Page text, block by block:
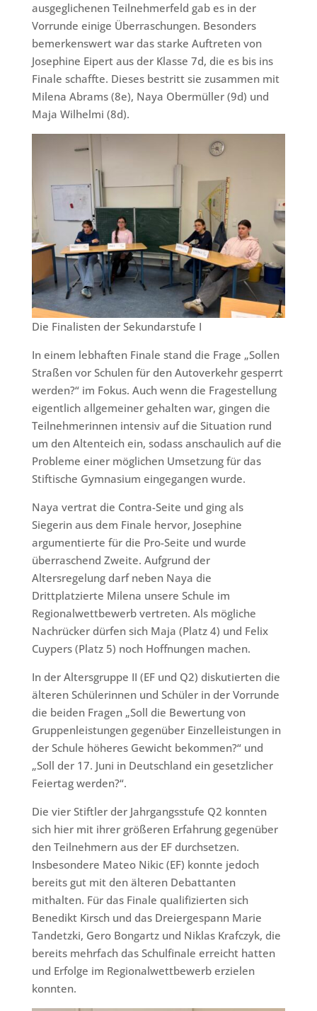
ausgeglichenen Teilnehmerfeld gab es in der
Vorrunde einige Überraschungen. Besonders
bemerkenswert war das starke Auftreten von
Josephine Eipert aus der Klasse 7d, die es bis ins
Finale schaffte. Dieses bestritt sie zusammen mit
Milena Abrams (8e), Naya Obermüller (9d) und
Maja Wilhelmi (8d).
Die Finalisten der Sekundarstufe I
In einem lebhaften Finale stand die Frage „Sollen
Straßen vor Schulen für den Autoverkehr gesperrt
werden?“ im Fokus. Auch wenn die Fragestellung
eigentlich allgemeiner gehalten war, gingen die
Teilnehmerinnen intensiv auf die Situation rund
um den Altenteich ein, sodass anschaulich auf die
Probleme einer möglichen Umsetzung für das
Stiftische Gymnasium eingegangen wurde.
Naya vertrat die Contra-Seite und ging als
Siegerin aus dem Finale hervor, Josephine
argumentierte für die Pro-Seite und wurde
überraschend Zweite. Aufgrund der
Altersregelung darf neben Naya die
Drittplatzierte Milena unsere Schule im
Regionalwettbewerb vertreten. Als mögliche
Nachrücker dürfen sich Maja (Platz 4) und Felix
Cuypers (Platz 5) noch Hoffnungen machen.
In der Altersgruppe II (EF und Q2) diskutierten die
älteren Schülerinnen und Schüler in der Vorrunde
die beiden Fragen „Soll die Bewertung von
Gruppenleistungen gegenüber Einzelleistungen in
der Schule höheres Gewicht bekommen?“ und
„Soll der 17. Juni in Deutschland ein gesetzlicher
Feiertag werden?“.
Die vier Stiftler der Jahrgangsstufe Q2 konnten
sich hier mit ihrer größeren Erfahrung gegenüber
den Teilnehmern aus der EF durchsetzen.
Insbesondere Mateo Nikic (EF) konnte jedoch
bereits gut mit den älteren Debattanten
mithalten. Für das Finale qualifizierten sich
Benedikt Kirsch und das Dreiergespann Marie
Tandetzki, Gero Bongartz und Niklas Krafczyk, die
bereits mehrfach das Schulfinale erreicht hatten
und Erfolge im Regionalwettbewerb erzielen
konnten.